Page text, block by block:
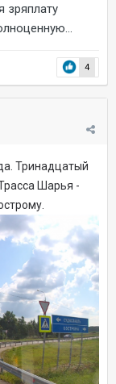
зряплату
4
Тринадцатый
Шарья -